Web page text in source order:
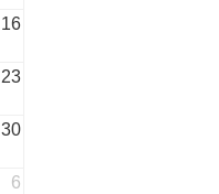
16
23
30
6